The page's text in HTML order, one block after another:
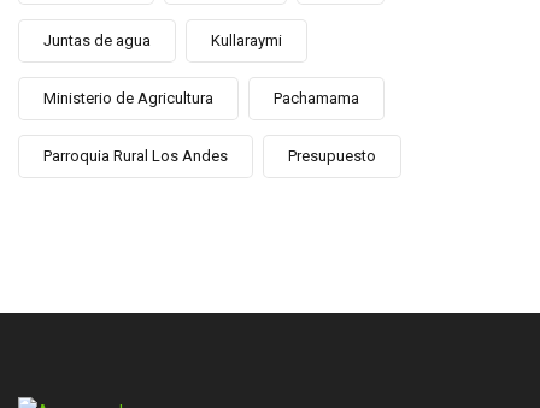
Juntas de agua Kullaraymi
Ministerio de Agricultura Pachamama
Parroquia Rural Los Andes Presupuesto